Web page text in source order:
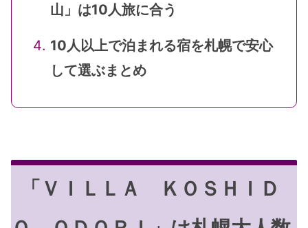
山」は10人旅に合う
10人以上で泊まれる宿を札幌で安心
して選ぶまとめ
「ＶＩＬＬＡ ＫＯＳＨＩＤ